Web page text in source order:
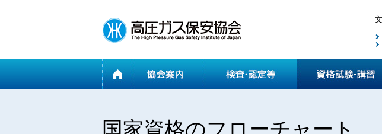
協会案内
国家資格のフローチャート